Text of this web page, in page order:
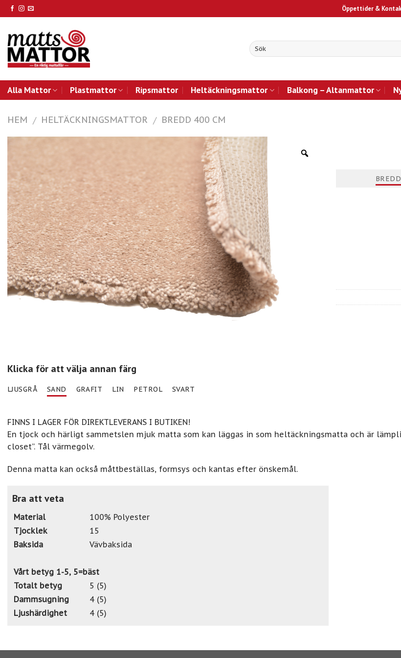
Skip
to
Öppettider &
Alla Mattor Plastmattor Ripsmattor Heltäckningsmattor Balkong – Altanmattor
HEM / HELTÄCKNINGSMATTOR / BREDD 400 CM
Klicka för att välja annan färg
LJUSGRÅ SAND GRAFIT LIN PETROL SVART
FINNS I LAGER FÖR DIREKTLEVERANS I BUTIKEN!
En tjock och härligt sammetslen mjuk matta som kan läggas in som heltäckningsmatta och är
closet”. Tål värmegolv.
Denna matta kan också måttbeställas, formsys och kantas efter önskemål.
Bra att veta
Material
100% Polyester
Tjocklek
15
Baksida
Vävbaksida
Vårt betyg 1-5, 5=bäst
Totalt betyg
5 (5)
Dammsugning
4 (5)
Ljushärdighet
4 (5)